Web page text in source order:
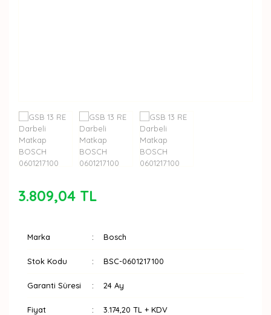
3.809,04 TL
Marka Bosch
Stok Kodu BSC-0601217100
Garanti Süresi 24 Ay
Fiyat 3.174,20 TL + KDV